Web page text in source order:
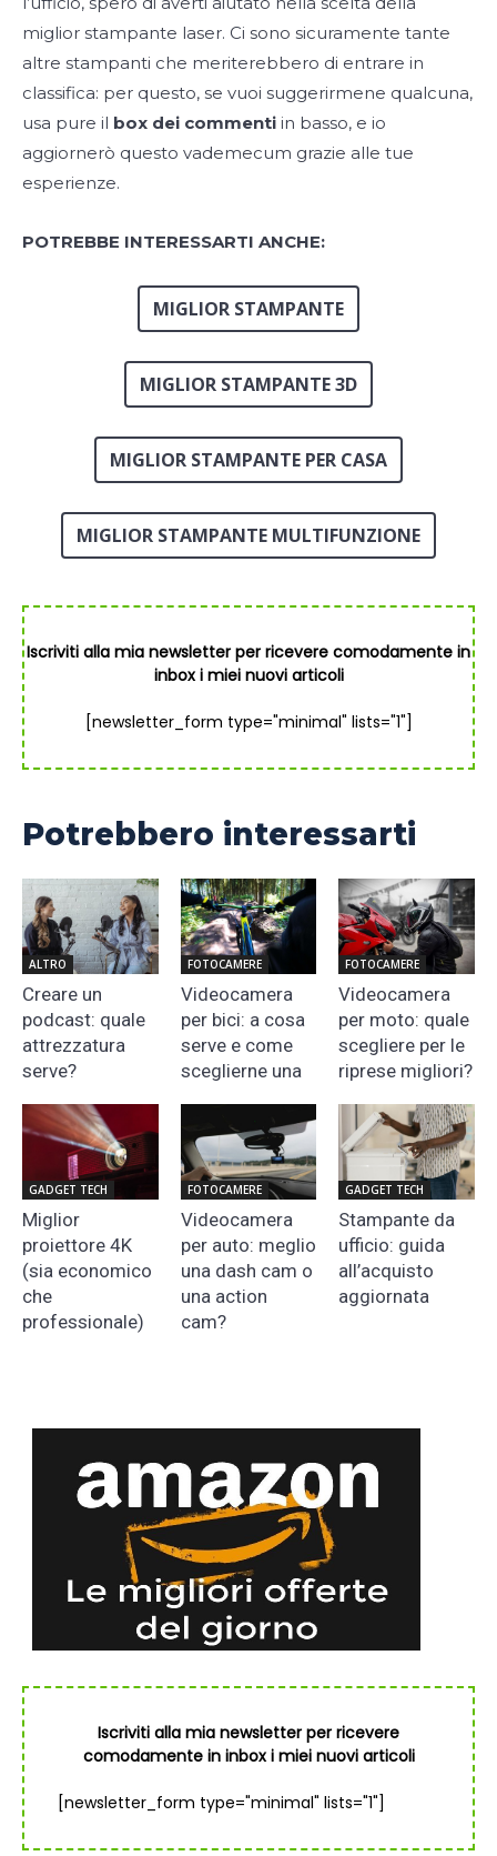
miglior stampante laser. Ci sono sicuramente tante
altre stampanti che meriterebbero di entrare in
classifica: per questo, se vuoi suggerirmene qualcuna,
usa pure il box dei commenti in basso, e io
aggiornerò questo vademecum grazie alle tue
esperienze.
POTREBBE INTERESSARTI ANCHE:
MIGLIOR STAMPANTE
MIGLIOR STAMPANTE 3D
MIGLIOR STAMPANTE PER CASA
MIGLIOR STAMPANTE MULTIFUNZIONE
Iscriviti alla mia newsletter per ricevere comodamente in
inbox i miei nuovi articoli
[newsletter_form type="minimal" lists="1"]
Potrebbero interessarti
ALTRO
Creare un
podcast: quale
attrezzatura
serve?
FOTOCAMERE
Videocamera
per bici: a cosa
serve e come
sceglierne una
FOTOCAMERE
Videocamera
per moto: quale
scegliere per le
riprese migliori?
GADGET TECH
Miglior
proiettore 4K
(sia economico
che
professionale)
FOTOCAMERE
Videocamera
per auto: meglio
una dash cam o
una action
cam?
GADGET TECH
Stampante da
ufficio: guida
all’acquisto
aggiornata
Iscriviti alla mia newsletter per ricevere
comodamente in inbox i miei nuovi articoli
[newsletter_form type="minimal" lists="1"]